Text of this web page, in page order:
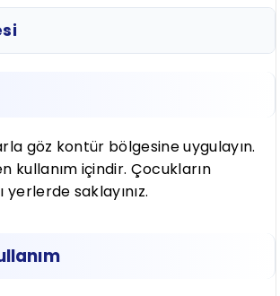
göz kontür bölgesine uygulayın.
kullanım içindir. Çocukların
saklayınız.